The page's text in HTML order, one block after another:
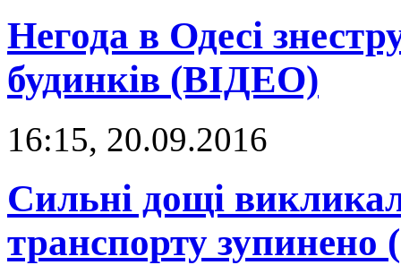
Негода в Одесі
будинків (ВІДЕО)
16:15, 20.09.2016
Сильні дощі
транспорту